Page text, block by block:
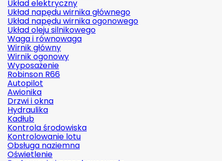
Układ elektryczny
Układ napędu wirnika głównego
Układ napędu wirnika ogonowego
Układ oleju silnikowego
Waga i równowaga
Wirnik główny
Wirnik ogonowy
Wyposażenie
Robinson R66
Autopilot
Awionika
Drzwi i okna
Hydraulika
Kadłub
Kontrola środowiska
Kontrolowanie lotu
Obsługa naziemna
Oświetlenie